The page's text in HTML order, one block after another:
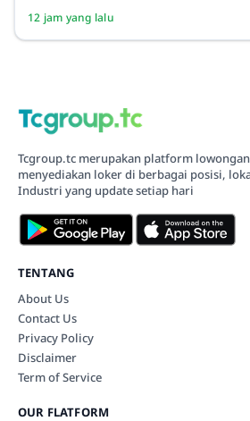
12 jam yang lalu
Tcgroup.tc merupakan platform
menyediakan loker di berbagai posisi,
Industri yang update setiap hari
TENTANG
About Us
Contact Us
Privacy Policy
Disclaimer
Term of Service
OUR FLATFORM